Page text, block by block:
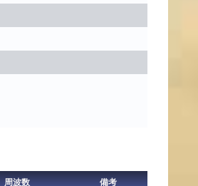
周波数 備考